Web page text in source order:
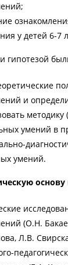
у детей 6-7
и гипотезой
и
умений в
умений.
основу
(О.Н.
Л.В.